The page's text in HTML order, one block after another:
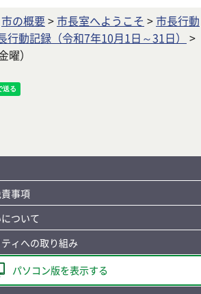
市の概要>市長室へようこそ >市長行動
行動記録（令和7年10月1日～31日）
>
）
事項
ついて
ィへの取り組み
パソコン版を表示する